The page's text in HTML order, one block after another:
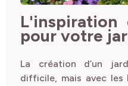
pour votre
La création d’un
difficile, mais avec les